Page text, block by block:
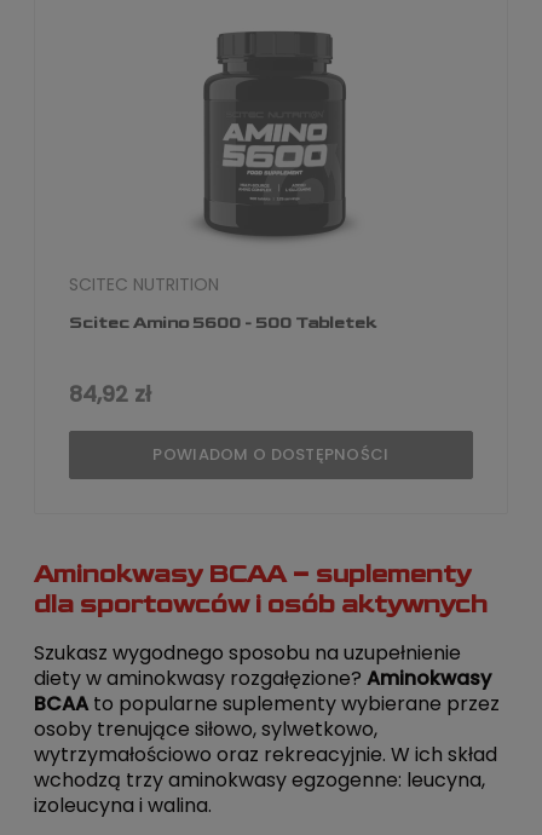
Scitec Amino 5600 - 500 Tabletek
SCITEC NUTRITION
84,92 zł
POWIADOM O DOSTĘPNOŚCI
Aminokwasy BCAA – suplementy
dla sportowców i osób aktywnych
Szukasz wygodnego sposobu na uzupełnienie
diety w aminokwasy rozgałęzione? Aminokwasy
BCAAto popularne suplementy wybierane przez
osoby trenujące siłowo, sylwetkowo,
wytrzymałościowo oraz rekreacyjnie. W ich skład
wchodzą trzy aminokwasy egzogenne: leucyna,
izoleucyna i walina.